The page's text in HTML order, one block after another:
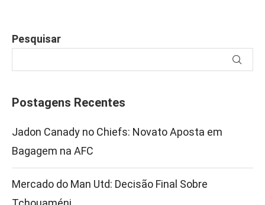
Pesquisar
Postagens Recentes
Jadon Canady no Chiefs: Novato Aposta em
Bagagem na AFC
Mercado do Man Utd: Decisão Final Sobre